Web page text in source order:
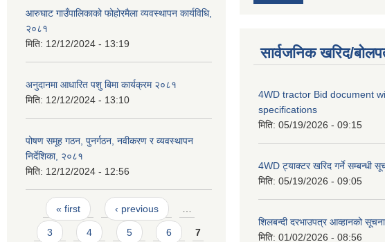
आरुघाट गाउँपालिकाको फोहोरमैला व्यवस्थापन कार्यविधि,
२०८१
मिति: 12/12/2024 - 13:19
अनुदानमा आधारित पशु बिमा कार्यक्रम २०८१
मिति: 12/12/2024 - 13:10
पोषण समूह गठन, पुनर्गठन, नवीकरण र व्यवस्थापन
निर्देशिका, २०८१
मिति: 12/12/2024 - 12:56
Pages
« first ‹ previous
3 4 5 6 7
सार्वजनिक खरिद/
4WD tractor Bid document
specifications
मिति: 05/19/2026 - 09:15
4WD ट्याक्टर खरिद गर्ने सम्बन्धी
मिति: 05/19/2026 - 09:05
शिलबन्दी दरभाउपत्र आव्हानको
मिति: 01/02/2026 - 08:56